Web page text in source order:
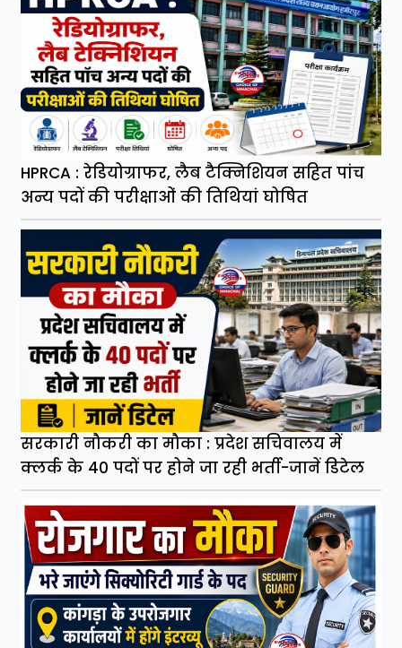
HPRCA : रेडियोग्राफर, लैब टैक्निशियन सहित पांच
अन्य पदों की परीक्षाओं की तिथियां घोषित
सरकारी नौकरी का मौका : प्रदेश सचिवालय में
क्लर्क के 40 पदों पर होने जा रही भर्ती-जानें डिटेल